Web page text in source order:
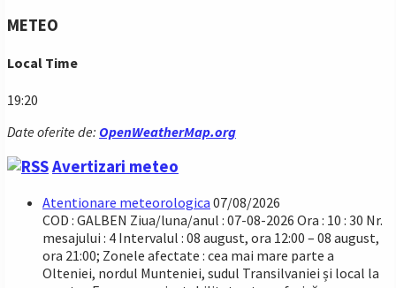
METEO
Local Time
19:20
Date oferite de: OpenWeatherMap.org
Avertizari meteo
Atentionare meteorologica 07/08/2026
COD : GALBEN Ziua/luna/anul : 07-08-2026 Ora : 10 : 30 Nr.
mesajului : 4 Intervalul : 08 august, ora 12:00 – 08 august,
ora 21:00; Zonele afectate : cea mai mare parte a
Olteniei, nordul Munteniei, sudul Transilvaniei și local la